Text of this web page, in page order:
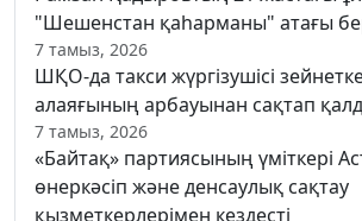
"Шешенстан қаһарманы" атағы
7 тамыз, 2026
ШҚО-да такси жүргізушісі
алаяғының арбауынан сақтап
7 тамыз, 2026
«Байтақ» партиясының үміткері
өнеркәсіп және денсаулық сақтау
қызметкерлерімен кездесті